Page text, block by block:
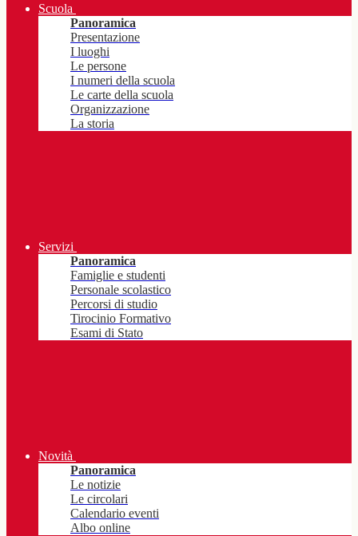
Scuola
Panoramica
Presentazione
I luoghi
Le persone
I numeri della scuola
Le carte della scuola
Organizzazione
La storia
Servizi
Panoramica
Famiglie e studenti
Personale scolastico
Percorsi di studio
Tirocinio Formativo
Esami di Stato
Novità
Panoramica
Le notizie
Le circolari
Calendario eventi
Albo online